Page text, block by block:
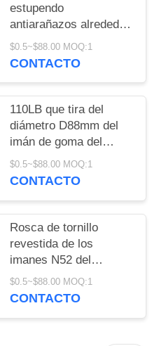
estupendo
antiarañazos alrededor
del imán revestido de
goma D66 D88 para el
la iluminación
$0.5~$88.00 MOQ:1
CONTACTO
110LB que tira del
diámetro D88mm del
imán de goma del
neodimio de la fuerza
para el montaje de la
$0.5~$88.00 MOQ:1
CONTACTO
Rosca de tornillo
revestida de los
imanes N52 del
neodimio del caucho
impermeable para las
$0.5~$88.00 MOQ:1
CONTACTO